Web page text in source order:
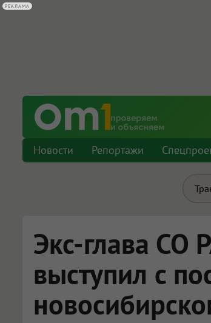
Новости Репортажи
Экс-глава СО
выступил с